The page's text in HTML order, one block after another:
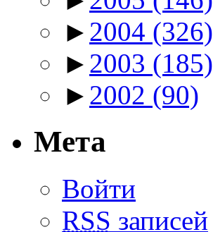
► 2004 (326)
► 2003 (185)
► 2002 (90)
Мета
Войти
RSS записей